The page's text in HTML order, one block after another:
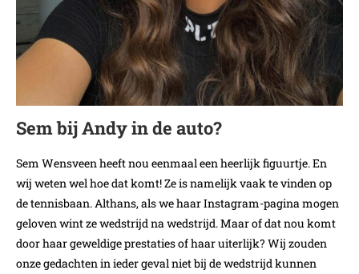
Sem bij Andy in de auto?
Sem Wensveen heeft nou eenmaal een heerlijk figuurtje. En
wij weten wel hoe dat komt! Ze is namelijk vaak te vinden op
de tennisbaan. Althans, als we haar Instagram-pagina mogen
geloven wint ze wedstrijd na wedstrijd. Maar of dat nou komt
door haar geweldige prestaties of haar uiterlijk? Wij zouden
onze gedachten in ieder geval niet bij de wedstrijd kunnen